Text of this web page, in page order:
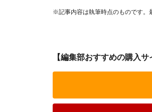
※記事内容は執筆時点のものです。
【編集部おすすめの購入サ